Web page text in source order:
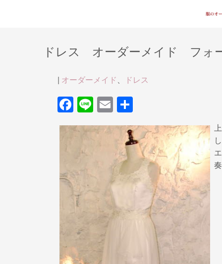
ドレス オーダーメイド フォ
| オーダーメイド、 ドレス
F
a
c
e
b
o
o
k
Li
n
e
E
m
ail
有